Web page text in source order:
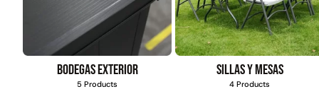
Bodegas exterior
5 Products
Sillas y mesas
4 Products
Pasto sintético
ornamental
USA: Paradise